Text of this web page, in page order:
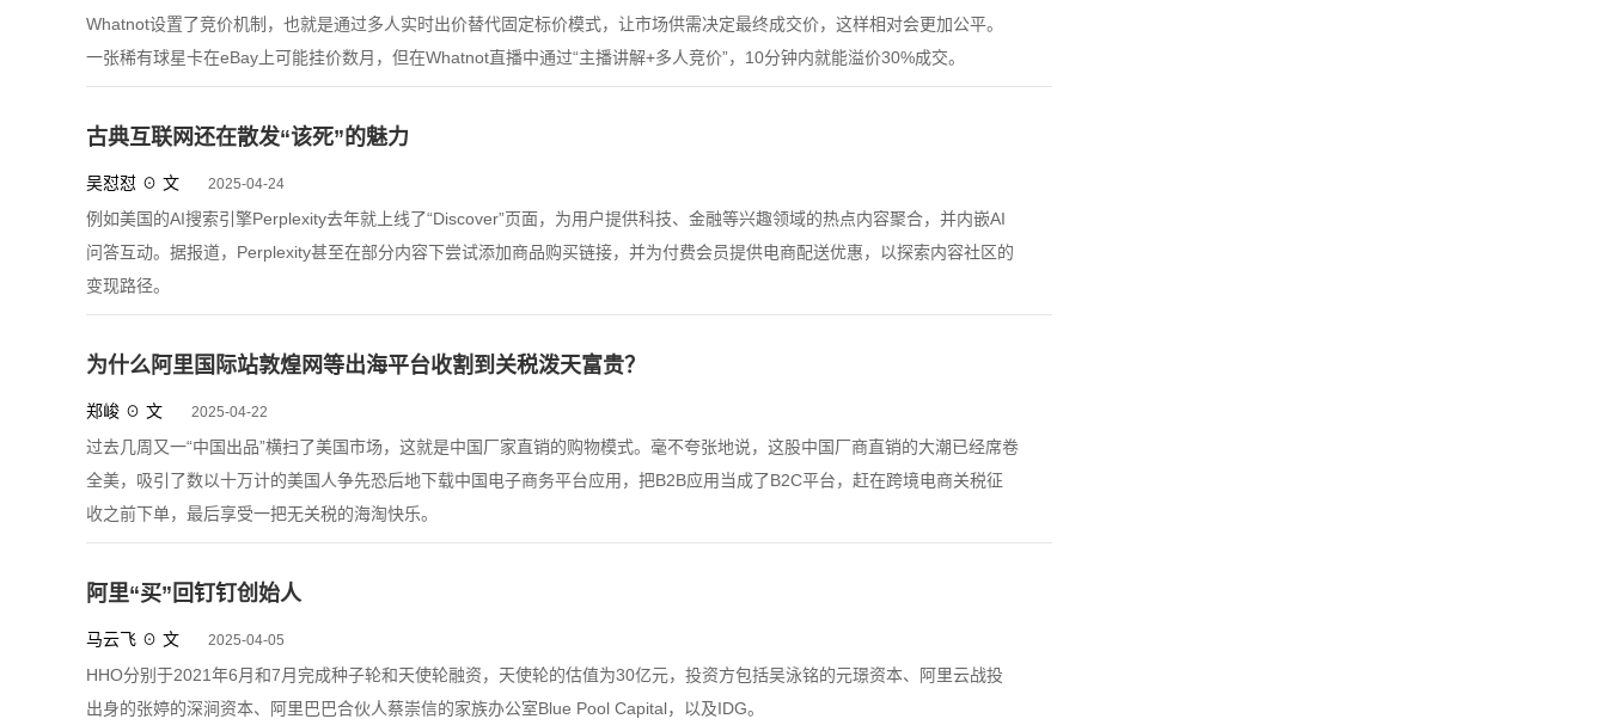
Whatnot设置了竞价机制，也就是通过多人实时出价替代固定标价模式，让市场供需决定最终成交价，这样相对会更加公平。
一张稀有球星卡在eBay上可能挂价数月，但在Whatnot直播中通过“主播讲解+多人竞价”，10分钟内就能溢价30%成交。
古典互联网还在散发“该死”的魅力
吴怼怼 ☉ 文 2025-04-24
例如美国的AI搜索引擎Perplexity去年就上线了“Discover”页面，为用户提供科技、金融等兴趣领域的热点内容聚合，并内嵌AI
问答互动。据报道，Perplexity甚至在部分内容下尝试添加商品购买链接，并为付费会员提供电商配送优惠，以探索内容社区的
变现路径。
为什么阿里国际站敦煌网等出海平台收割到关税泼天富贵？
郑峻 ☉ 文 2025-04-22
过去几周又一“中国出品”横扫了美国市场，这就是中国厂家直销的购物模式。毫不夸张地说，这股中国厂商直销的大潮已经席卷
全美，吸引了数以十万计的美国人争先恐后地下载中国电子商务平台应用，把B2B应用当成了B2C平台，赶在跨境电商关税征
收之前下单，最后享受一把无关税的海淘快乐。
阿里“买”回钉钉创始人
马云飞 ☉ 文 2025-04-05
HHO分别于2021年6月和7月完成种子轮和天使轮融资，天使轮的估值为30亿元，投资方包括吴泳铭的元璟资本、阿里云战投
出身的张婷的深涧资本、阿里巴巴合伙人蔡崇信的家族办公室Blue Pool Capital，以及IDG。